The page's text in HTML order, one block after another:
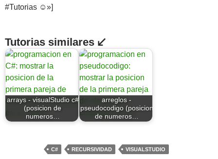
#Tutorias ☺»]
Tutorias similares ↙
arrays - visualStudio c#
(posicion de
numeros…
arreglos -
pseudocodigo (posicion
de numeros…
C# RECURSIVIDAD VISUALSTUDIO